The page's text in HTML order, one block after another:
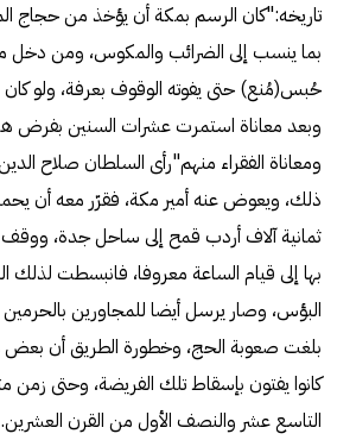
تاريخه:"كان الرسم بمكة أن يؤخذ من حجاج
بما ينسب إلى الضرائب والمكوس، ومن دخل
حُبس(مُنع) حتى يفوته الوقوف بعرفة، ولو كان
وبعد معاناة استمرت عشرات السنين بفرض
ومعاناة الفقراء منهم"رأى السلطان صلاح
ذلك، ويعوض عنه أمير مكة، فقرّر معه أن
ثمانية آلاف أردب قمح إلى ساحل جدة،
بها إلى قيام الساعة معروفا، فانبسطت لذلك
البؤس، وصار يرسل أيضا للمجاورين بالحرمين
بلغت صعوبة الحج، وخطورة الطريق أن بعض
كانوا يفتون بإسقاط تلك الفريضة، وحتى زمن
التاسع عشر والنصف الأول من القرن العشرين.